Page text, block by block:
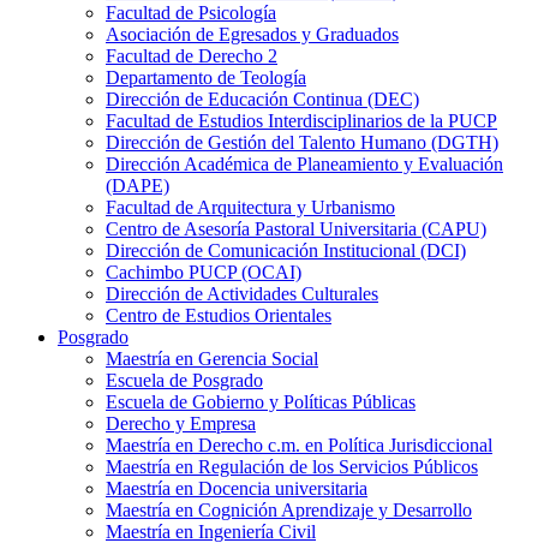
Facultad de Psicología
Asociación de Egresados y Graduados
Facultad de Derecho 2
Departamento de Teología
Dirección de Educación Continua (DEC)
Facultad de Estudios Interdisciplinarios de la PUCP
Dirección de Gestión del Talento Humano (DGTH)
Dirección Académica de Planeamiento y Evaluación
(DAPE)
Facultad de Arquitectura y Urbanismo
Centro de Asesoría Pastoral Universitaria (CAPU)
Dirección de Comunicación Institucional (DCI)
Cachimbo PUCP (OCAI)
Dirección de Actividades Culturales
Centro de Estudios Orientales
Posgrado
Maestría en Gerencia Social
Escuela de Posgrado
Escuela de Gobierno y Políticas Públicas
Derecho y Empresa
Maestría en Derecho c.m. en Política Jurisdiccional
Maestría en Regulación de los Servicios Públicos
Maestría en Docencia universitaria
Maestría en Cognición Aprendizaje y Desarrollo
Maestría en Ingeniería Civil